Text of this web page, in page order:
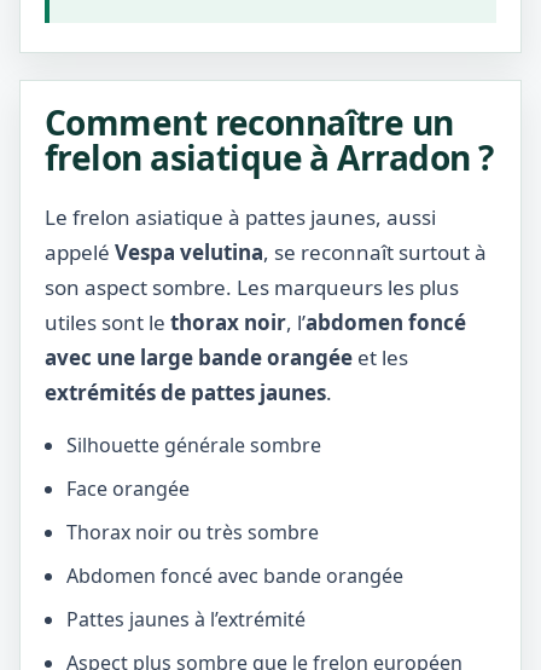
Comment reconnaître un
frelon asiatique à Arradon ?
Le frelon asiatique à pattes jaunes, aussi
appelé Vespa velutina, se reconnaît surtout à
son aspect sombre. Les marqueurs les plus
utiles sont le thorax noir, l’abdomen foncé
avec une large bande orangée et les
extrémités de pattes jaunes.
Silhouette générale sombre
Face orangée
Thorax noir ou très sombre
Abdomen foncé avec bande orangée
Pattes jaunes à l’extrémité
Aspect plus sombre que le frelon européen